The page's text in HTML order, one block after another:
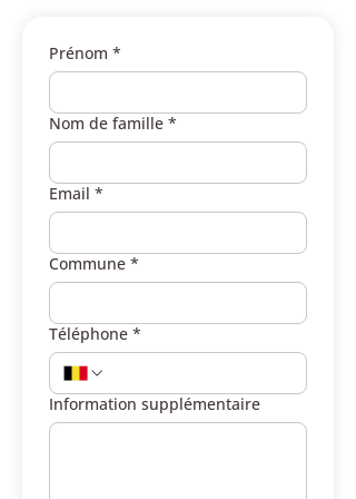
Prénom *
Nom de famille *
Email *
Commune *
Téléphone *
Information supplémentaire